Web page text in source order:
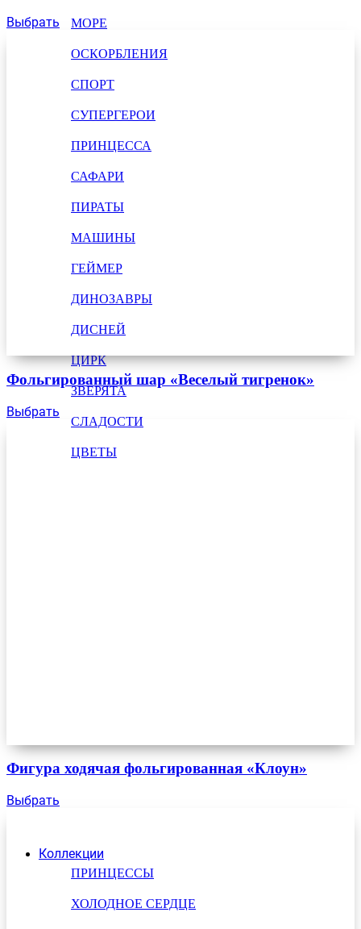
МОРЕ
ОСКОРБЛЕНИЯ
СПОРТ
СУПЕРГЕРОИ
ПРИНЦЕССА
САФАРИ
ПИРАТЫ
МАШИНЫ
ГЕЙМЕР
ДИНОЗАВРЫ
ДИСНЕЙ
ЦИРК
ЗВЕРЯТА
СЛАДОСТИ
ЦВЕТЫ
Коллекции
ПРИНЦЕССЫ
ХОЛОДНОЕ СЕРДЦЕ
Выбрать
Фольгированный шар «Веселый тигренок»
Выбрать
Фигура ходячая фольгированная «Клоун»
Выбрать